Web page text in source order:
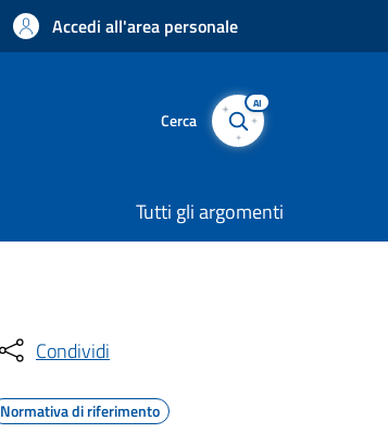
Accedi all'area personale
Cerca
AI
Tutti gli argomenti
Condividi
Normativa di riferimento